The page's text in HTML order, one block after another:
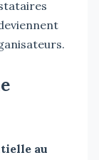
au